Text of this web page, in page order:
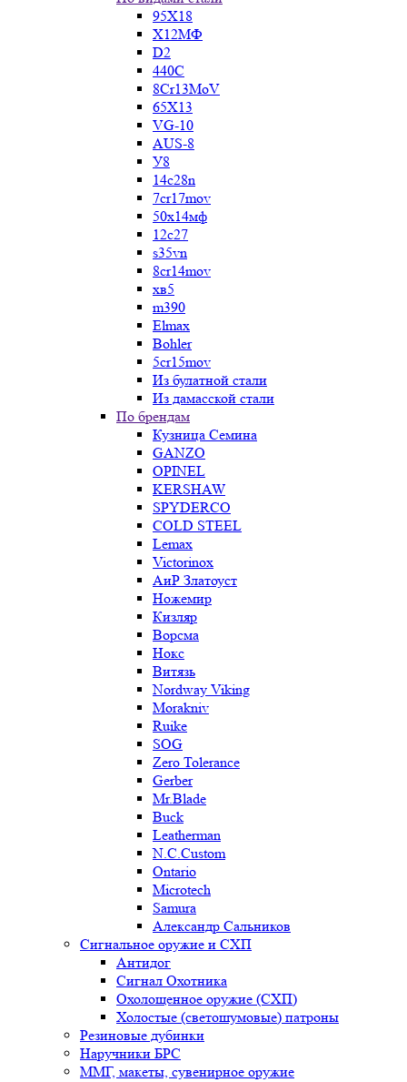
95Х18
Х12МФ
D2
440C
8Cr13MoV
65Х13
VG-10
AUS-8
У8
14c28n
7cr17mov
50х14мф
12c27
s35vn
8cr14mov
хв5
m390
Elmax
Bohler
5cr15mov
Из булатной стали
Из дамасской стали
По брендам
Кузница Семина
GANZO
OPINEL
KERSHAW
SPYDERCO
COLD STEEL
Lemax
Victorinox
АиР Златоуст
Ножемир
Кизляр
Ворсма
Нокс
Витязь
Nordway Viking
Morakniv
Ruike
SOG
Zero Tolerance
Gerber
Mr.Blade
Buck
Leatherman
N.C.Custom
Ontario
Microtech
Samura
Александр Сальников
Сигнальное оружие и СХП
Антидог
Сигнал Охотника
Охолощенное оружие (СХП)
Холостые (светошумовые) патроны
Резиновые дубинки
Наручники БРС
ММГ, макеты, сувенирное оружие